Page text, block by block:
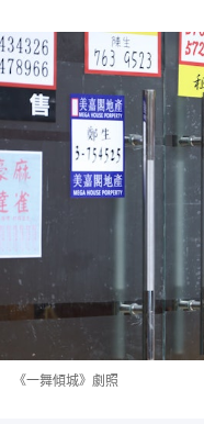
《一舞傾城》劇照